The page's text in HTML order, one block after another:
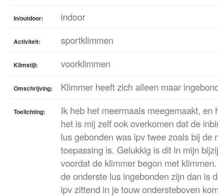
In/outdoor: indoor
Activiteit: sportklimmen
Klimstijl: voorklimmen
Omschrijving: Klimmer heeft zich alleen maar
Toelichting:
Ik heb het meermaals meegemaakt, en
het is mij zelf ook overkomen dat de
lus gebonden was ipv twee zoals bij de
toepassing is. Gelukkig is dit in mijn
voordat de klimmer begon met
de onderste lus ingebonden zijn dan is
ipv zittend in je touw ondersteboven